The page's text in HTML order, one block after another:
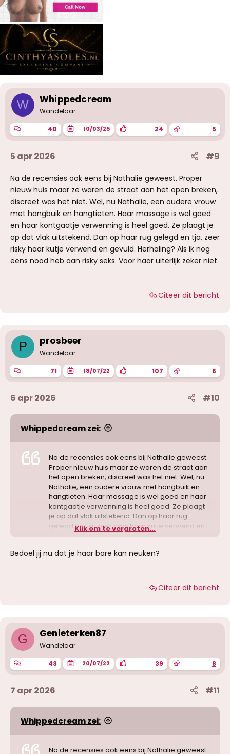
W Whippedcream
Wandelaar
40 10/03/25 24 5
5 apr 2026 #9
Na de recensies ook eens bij Nathalie geweest. Proper
nieuw huis maar ze waren de straat aan het open breken,
discreet was het niet. Wel, nu Nathalie, een oudere vrouw
met hangbuik en hangtieten. Haar massage is wel goed
en haar kontgaatje verwenning is heel goed. Ze plaagt je
op dat vlak uitstekend. Dan op haar rug gelegd en tja, zeer
risky haar kutje verwend en gevuld. Herhaling? Als ik nog
eens nood heb aan risky seks. Voor haar uiterlijk zeker niet.
Citeer dit bericht
P prosbeer
Wandelaar
71 18/07/22 107 6
6 apr 2026 #10
Whippedcream zei:
Na de recensies ook eens bij Nathalie geweest.
Proper nieuw huis maar ze waren de straat aan
het open breken, discreet was het niet. Wel, nu
Nathalie, een oudere vrouw met hangbuik en
hangtieten. Haar massage is wel goed en haar
kontgaatje verwenning is heel goed. Ze plaagt
je op dat vlak uitstekend. Dan op haar rug
gelegd en tja, zeer risky haar kutje verwend en
gevuld. Herhaling? Als ik nog eens nood heb
Klik om te vergroten...
Bedoel jij nu dat je haar bare kan neuken?
Citeer dit bericht
G Genieterken87
Wandelaar
43 20/07/22 39 8
7 apr 2026 #11
Whippedcream zei:
Na de recensies ook eens bij Nathalie geweest.